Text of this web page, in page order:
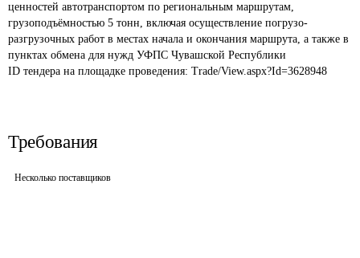
ценностей автотранспортом по региональным маршрутам,
грузоподъёмностью 5 тонн, включая осуществление погрузо-
разгрузочных работ в местах начала и окончания маршрута, а также в
пунктах обмена для нужд УФПС Чувашской Республики
ID тендера на площадке проведения: Trade/View.aspx?Id=3628948
Требования
Несколько поставщиков